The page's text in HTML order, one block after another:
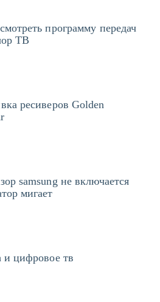
программу передач
ТВ
ресиверов Golden
samsung не включается
мигает
и цифровое тв